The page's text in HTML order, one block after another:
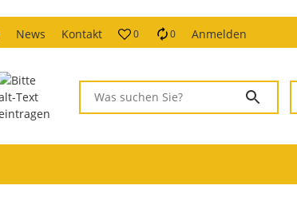
News Kontakt 0 0 Anmelden